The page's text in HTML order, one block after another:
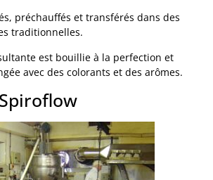
préchauffés et transférés dans des
traditionnelles.
est bouillie à la perfection et
avec des colorants et des arômes.